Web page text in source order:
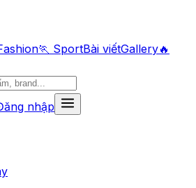
🏃 SportBài viếtGallery🔥
nhập